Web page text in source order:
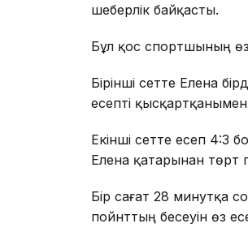
шеберлік байқасты.
Бұл қос спортшының
Бірінші сетте Елена
есепті
Екінші сетте есеп 4:3
Елена қатарынан төрт
Бір сағат 28 минутқа
пойнттың бесеуін өз